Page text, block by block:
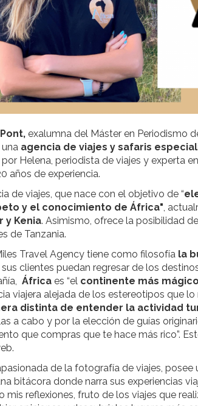
exalumna del Máster en Periodismo
una agencia de viajes y safaris
Helena, periodista de viajes y experta
años de experiencia.
de viajes, que nace con el objetivo de “
y el conocimiento de África",
y Kenia. Asimismo, ofrece la posibilidad
de Tanzania.
Travel Agency tiene como filosofía la
clientes puedan regresar de los
África es “el continente más
viajera alejada de los estereotipos que
distinta de entender la actividad
a cabo y por la elección de guías
que compras que te hace más rico”.
de la fotografía de viajes, posee
bitácora donde narra sus experiencias
mis reflexiones, fruto de los viajes que